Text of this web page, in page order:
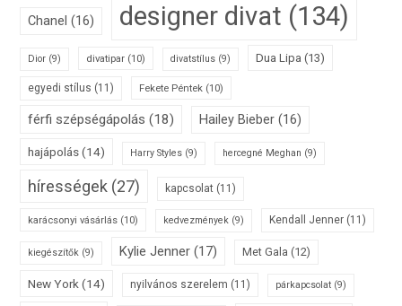
Chanel (16) designer divat (134)
Dior (9) divatipar (10) divatstílus (9) Dua Lipa (13)
egyedi stílus (11) Fekete Péntek (10)
férfi szépségápolás (18) Hailey Bieber (16)
hajápolás(14) Harry Styles (9) hercegné Meghan (9)
hírességek (27) kapcsolat (11)
karácsonyi vásárlás (10) kedvezmények (9) Kendall Jenner (11)
kiegészítők (9) Kylie Jenner (17) Met Gala (12)
New York(14) nyilvános szerelem (11) párkapcsolat (9)